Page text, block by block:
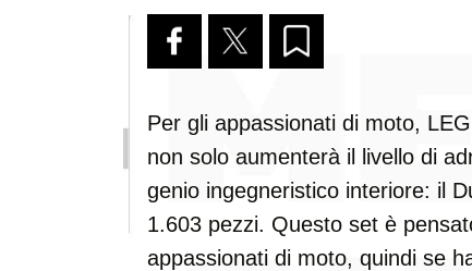
Per gli appassionati di moto,
non solo aumenterà il livello di
genio ingegneristico interiore: il
1.603 pezzi. Questo set è
appassionati di moto, quindi se